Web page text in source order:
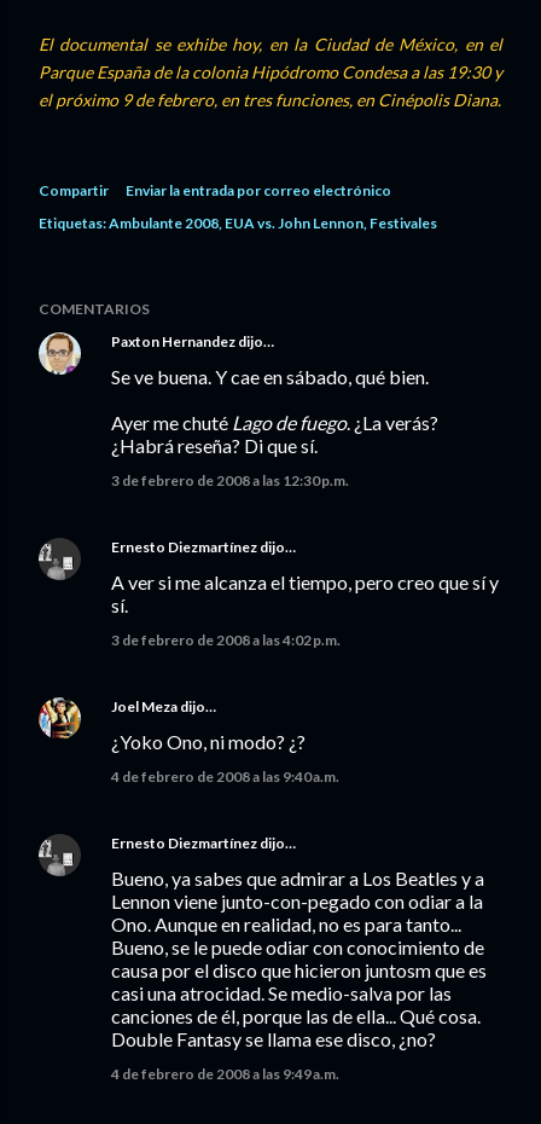
El documental se exhibe hoy, en la Ciudad de México, en el
Parque España de la colonia Hipódromo Condesa a las 19:30 y
el próximo 9 de febrero, en tres funciones, en Cinépolis Diana.
Compartir
Enviar la entrada por correo electrónico
Etiquetas:Ambulante 2008 EUA vs. John Lennon Festivales
COMENTARIOS
Paxton Hernandez dijo…
Se ve buena. Y cae en sábado, qué bien.
Ayer me chuté Lago de fuego. ¿La verás?
¿Habrá reseña? Di que sí.
3 de febrero de 2008 a las 12:30 p.m.
Ernesto Diezmartínez dijo…
A ver si me alcanza el tiempo, pero creo que sí y
sí.
3 de febrero de 2008 a las 4:02 p.m.
Joel Meza dijo…
¿Yoko Ono, ni modo? ¿?
4 de febrero de 2008 a las 9:40 a.m.
Ernesto Diezmartínez dijo…
Bueno, ya sabes que admirar a Los Beatles y a
Lennon viene junto-con-pegado con odiar a la
Ono. Aunque en realidad, no es para tanto...
Bueno, se le puede odiar con conocimiento de
causa por el disco que hicieron juntosm que es
casi una atrocidad. Se medio-salva por las
canciones de él, porque las de ella... Qué cosa.
Double Fantasy se llama ese disco, ¿no?
4 de febrero de 2008 a las 9:49 a.m.